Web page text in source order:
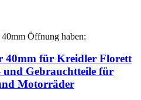
Öffnung haben:
40mm für Kreidler Florett
und Gebrauchtteile für
Motorräder